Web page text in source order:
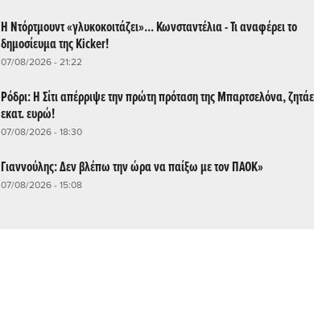
Η Ντόρτμουντ «γλυκοκοιτάζει»... Κωνσταντέλια - Τι αναφέρει το
δημοσίευμα της Kicker!
07/08/2026 - 21:22
Ρόδρι: Η Σίτι απέρριψε την πρώτη πρόταση της Μπαρτσελόνα,
εκατ. ευρώ!
07/08/2026 - 18:30
Γιαννούλης: Δεν βλέπω την ώρα να παίξω με τον ΠΑΟΚ»
07/08/2026 - 15:08